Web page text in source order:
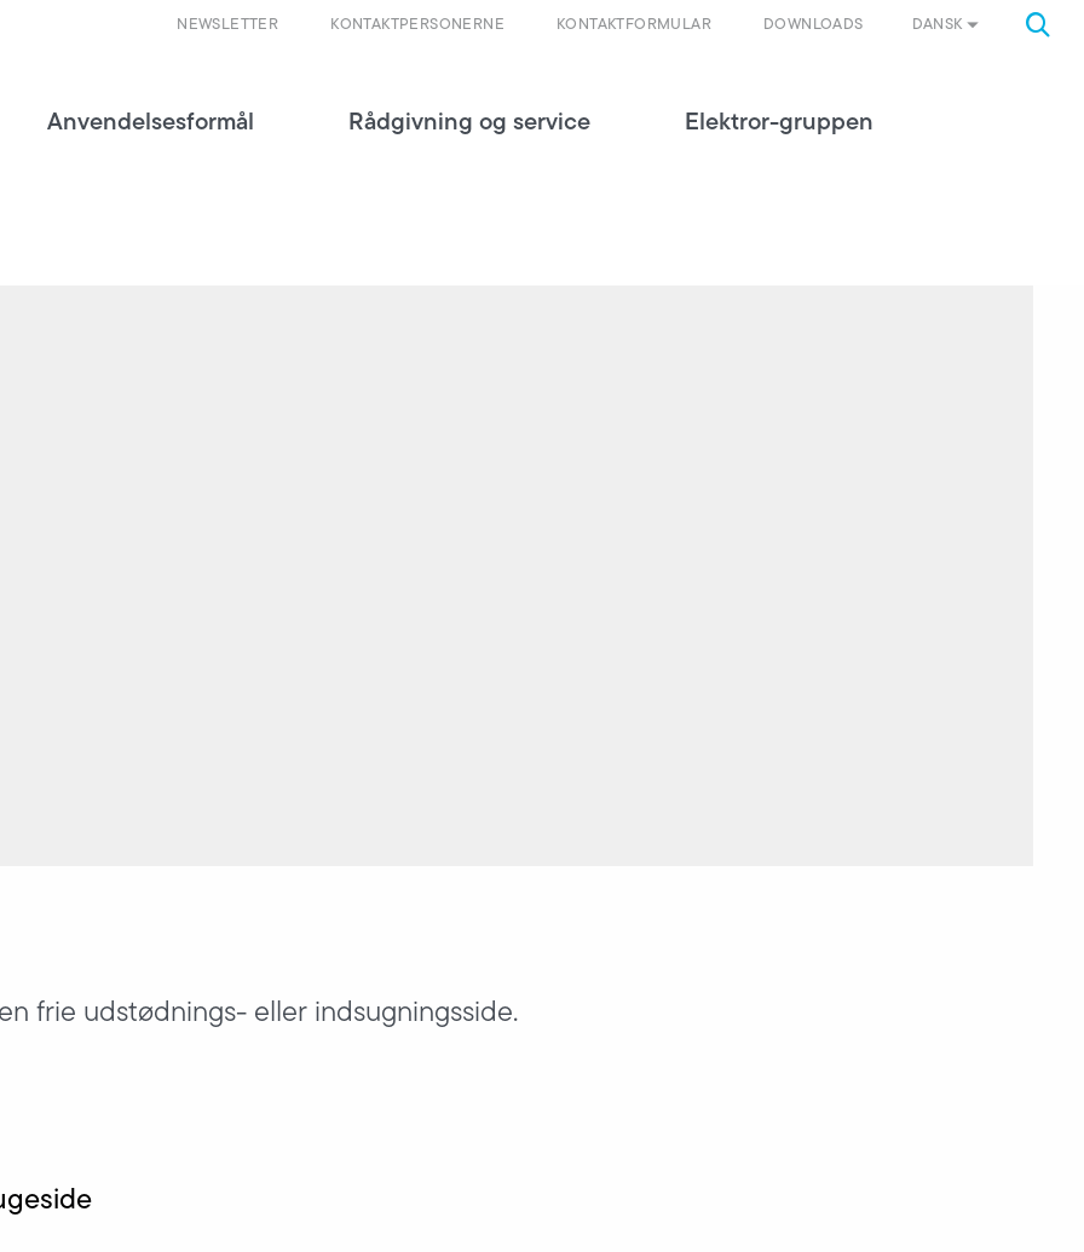
DANSK
DOWNLOADS
KONTAKTFORMULAR
KONTAKTPERSONERNE
NEWSLETTER
Anvendelsesformål Rådgivning og service
Elektror-gruppen
frie udstødnings- eller indsugningsside.